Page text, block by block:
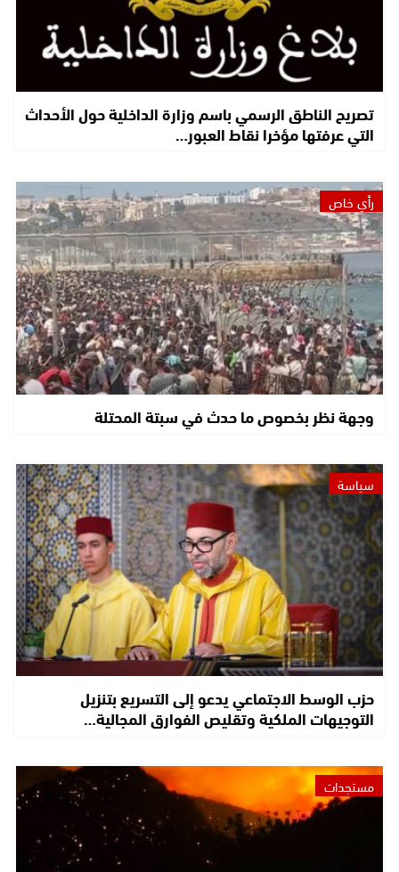
تصريح الناطق الرسمي باسم وزارة الداخلية حول الأحداث
التي عرفتها مؤخرا نقاط العبور…
رأي خاص
وجهة نظر بخصوص ما حدث في سبتة المحتلة
سياسة
حزب الوسط الاجتماعي يدعو إلى التسريع بتنزيل
التوجيهات الملكية وتقليص الفوارق المجالية…
مستجدات